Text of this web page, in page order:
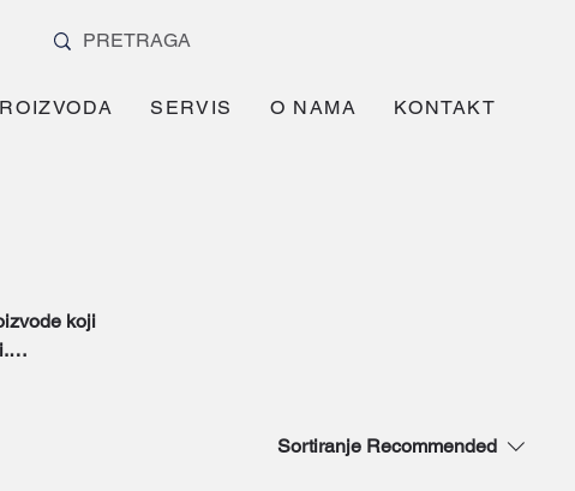
SERVIS O NAMA KONTAKT
koji
Sortiranje Recommended